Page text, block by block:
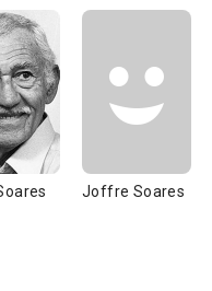
Joffre Soares